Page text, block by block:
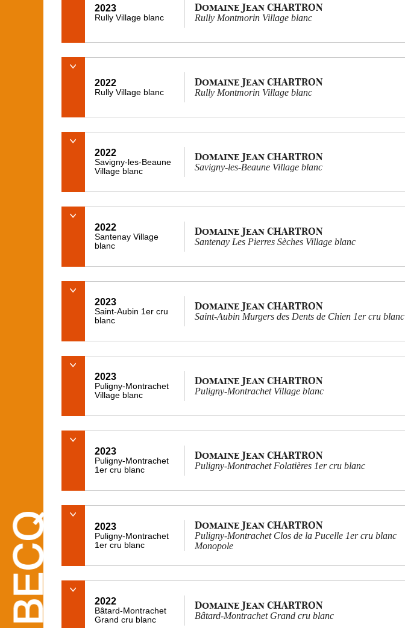
2023
Rully Village blanc
Domaine Jean CHARTRON
Rully Montmorin Village blanc
2022
Rully Village blanc
Domaine Jean CHARTRON
Rully Montmorin Village blanc
2022
Savigny-les-Beaune
Village blanc
Domaine Jean CHARTRON
Savigny-les-Beaune Village blanc
2022
Santenay Village
blanc
Domaine Jean CHARTRON
Santenay Les Pierres Sèches Village blanc
2023
Saint-Aubin 1er cru
blanc
Domaine Jean CHARTRON
Saint-Aubin Murgers des Dents de Chien 1er cru blanc
2023
Puligny-Montrachet
Village blanc
Domaine Jean CHARTRON
Puligny-Montrachet Village blanc
2023
Puligny-Montrachet
1er cru blanc
Domaine Jean CHARTRON
Puligny-Montrachet Folatières 1er cru blanc
2023
Puligny-Montrachet
1er cru blanc
Domaine Jean CHARTRON
Puligny-Montrachet Clos de la Pucelle 1er cru blanc
Monopole
2022
Bâtard-Montrachet
Grand cru blanc
Domaine Jean CHARTRON
Bâtard-Montrachet Grand cru blanc